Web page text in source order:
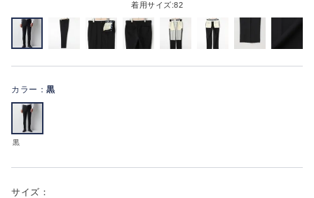
着用サイズ:82
カラー： 黒
黒
サイズ：